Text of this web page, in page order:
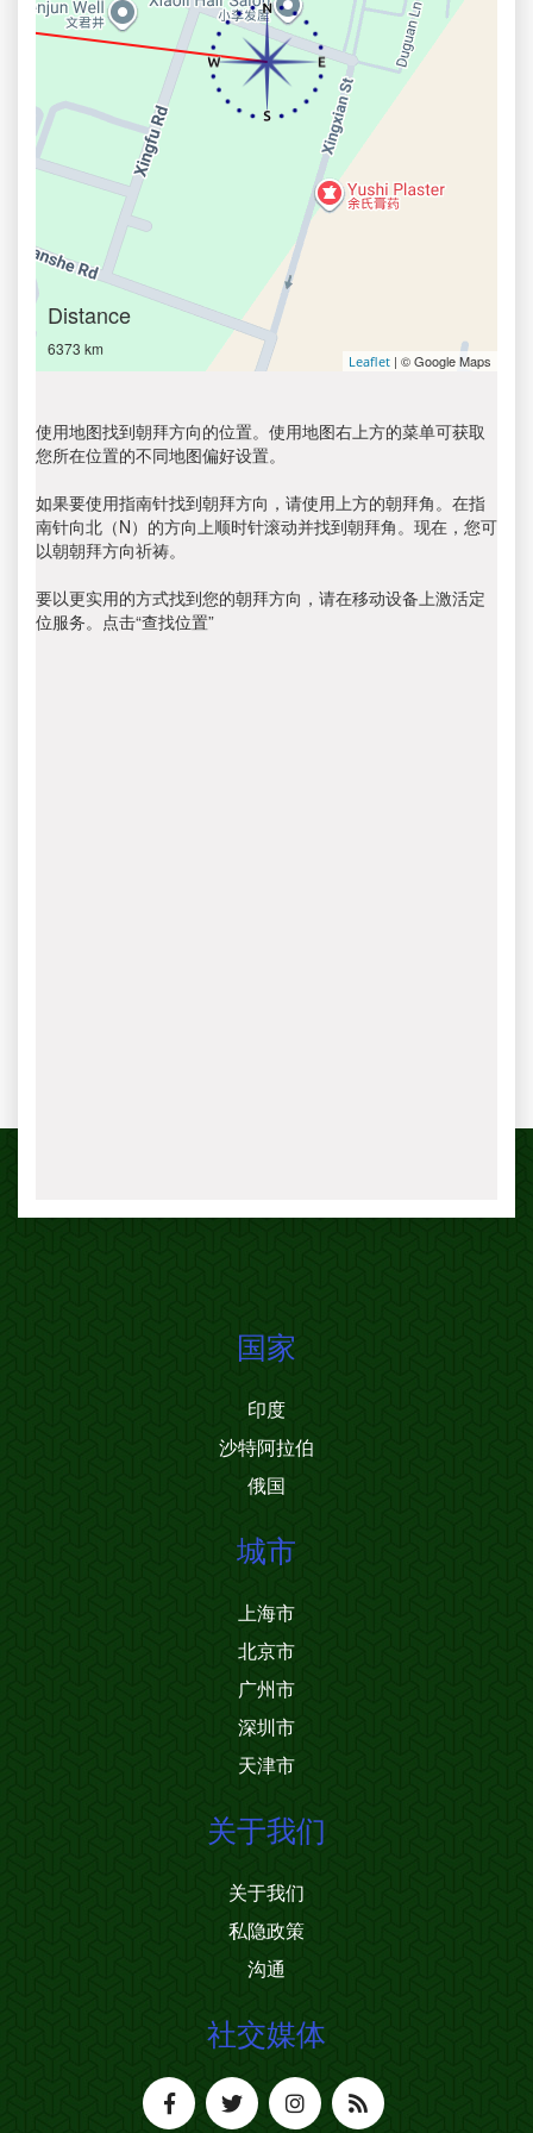
Distance
6373 km
Leaflet | © Google Maps
使用地图找到朝拜方向的位置。使用地图右上方的菜单可获取
您所在位置的不同地图偏好设置。
如果要使用指南针找到朝拜方向，请使用上方的朝拜角。在指
南针向北（N）的方向上顺时针滚动并找到朝拜角。现在，您可
以朝朝拜方向祈祷。
要以更实用的方式找到您的朝拜方向，请在移动设备上激活定
位服务。点击“查找位置”
国家
印度
沙特阿拉伯
俄国
城市
上海市
北京市
广州市
深圳市
天津市
关于我们
关于我们
私隐政策
沟通
社交媒体